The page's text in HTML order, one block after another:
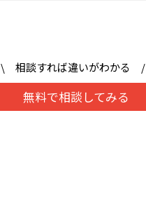
\ 相談すれば違いがわかる /
無料で相談してみる